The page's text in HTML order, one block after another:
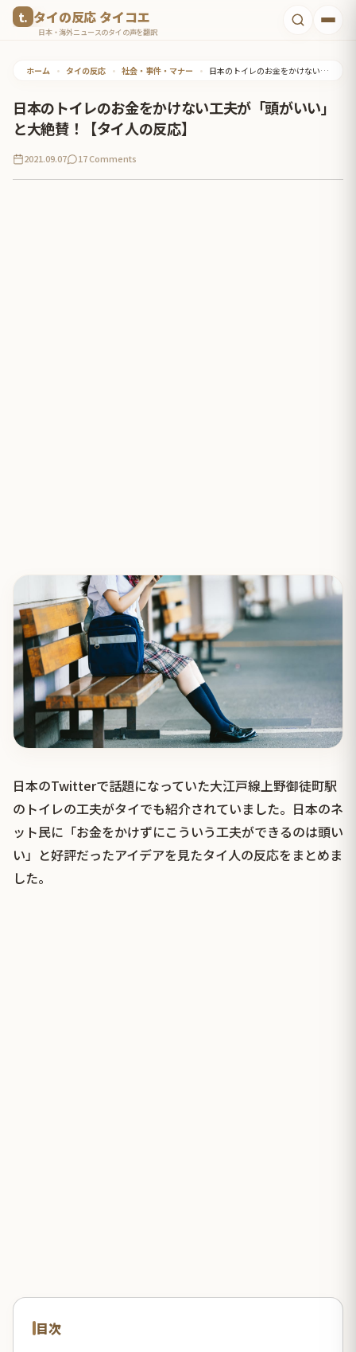
タイの反応 タイコエ
日本・海外ニュースのタイの声を翻訳
ホーム • タイの反応 • 社会・事件・マナー • 日本のトイレのお金をかけない工夫が「頭がいい」と大絶賛！【タイ人の反応】
日本のトイレのお金をかけない工夫が「頭がいい」
と大絶賛！【タイ人の反応】
2021.09.07 17 Comments
日本のTwitterで話題になっていた大江戸線上野御徒町駅
のトイレの工夫がタイでも紹介されていました。日本のネ
ット民に「お金をかけずにこういう工夫ができるのは頭い
い」と好評だったアイデアを見たタイ人の反応をまとめま
した。
目次